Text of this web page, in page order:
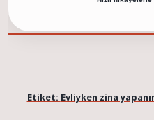
Etiket: Evliyken zina